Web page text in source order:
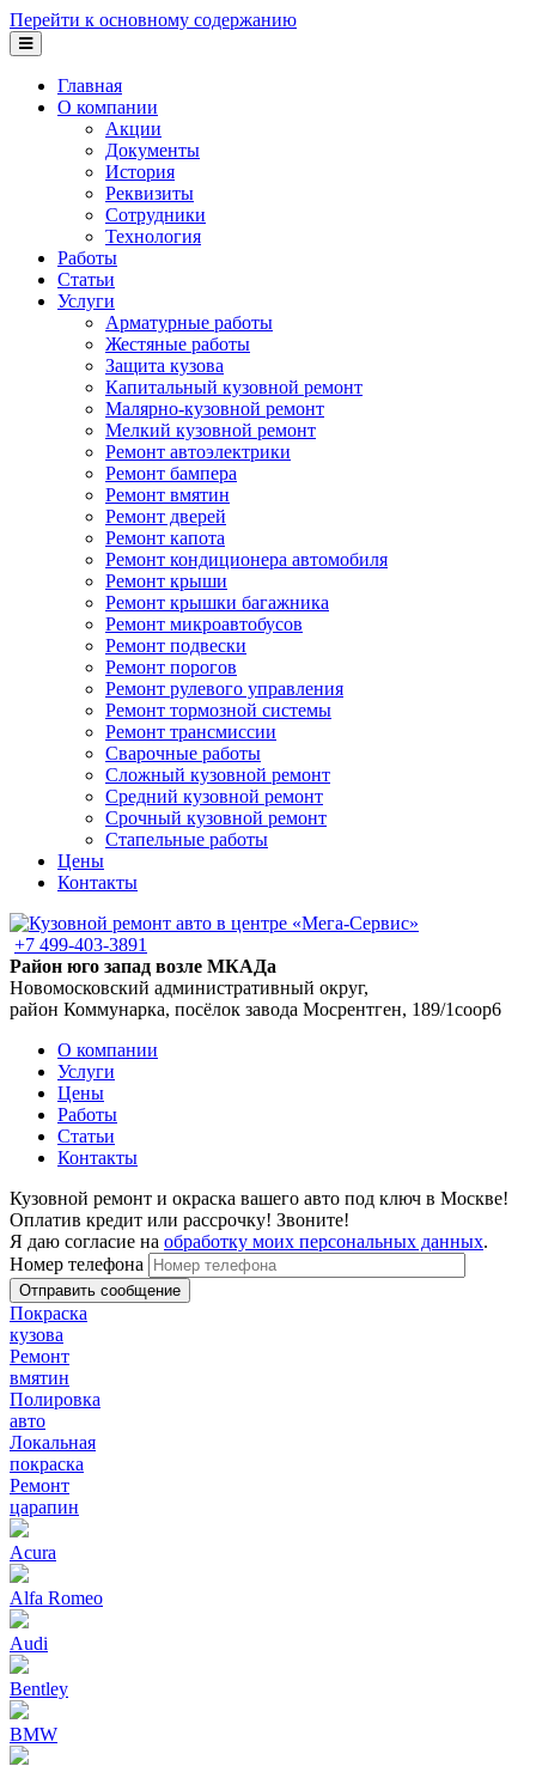
Перейти к основному содержанию
Главная
О компании
Акции
Документы
История
Реквизиты
Сотрудники
Технология
Работы
Статьи
Услуги
Арматурные работы
Жестяные работы
Защита кузова
Капитальный кузовной ремонт
Малярно-кузовной ремонт
Мелкий кузовной ремонт
Ремонт автоэлектрики
Ремонт бампера
Ремонт вмятин
Ремонт дверей
Ремонт капота
Ремонт кондиционера автомобиля
Ремонт крыши
Ремонт крышки багажника
Ремонт микроавтобусов
Ремонт подвески
Ремонт порогов
Ремонт рулевого управления
Ремонт тормозной системы
Ремонт трансмиссии
Сварочные работы
Сложный кузовной ремонт
Средний кузовной ремонт
Срочный кузовной ремонт
Стапельные работы
Цены
Контакты
+7 499-403-3891
Район юго запад возле МКАДа
Новомосковский административный округ,
район Коммунарка, посёлок завода Мосрентген, 189/1соор6
О компании
Услуги
Цены
Работы
Статьи
Контакты
Кузовной ремонт и окраска вашего авто под ключ в Москве!
Оплатив кредит или рассрочку! Звоните!
Я даю согласие на обработку моих персональных данных.
Номер телефона
Покраска
кузова
Ремонт
вмятин
Полировка
авто
Локальная
покраска
Ремонт
царапин
Acura
Alfa Romeo
Audi
Bentley
BMW